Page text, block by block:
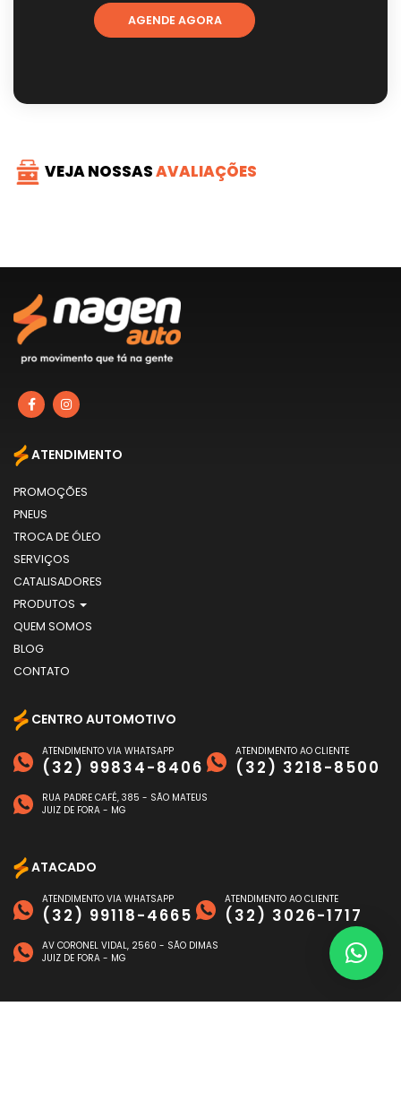
AGENDE AGORA
VEJA NOSSASAVALIAÇÕES
ATENDIMENTO
PROMOÇÕES
PNEUS
TROCA DE ÓLEO
SERVIÇOS
CATALISADORES
PRODUTOS
QUEM SOMOS
BLOG
CONTATO
CENTRO AUTOMOTIVO
ATENDIMENTO VIA WHATSAPP
(32) 99834-8406
ATENDIMENTO AO CLIENTE
(32) 3218-8500
RUA PADRE CAFÉ, 385 - SÃO MATEUS
JUIZ DE FORA - MG
ATACADO
ATENDIMENTO VIA WHATSAPP
(32) 99118-4665
ATENDIMENTO AO CLIENTE
(32) 3026-1717
AV CORONEL VIDAL, 2560 - SÃO DIMAS
JUIZ DE FORA - MG